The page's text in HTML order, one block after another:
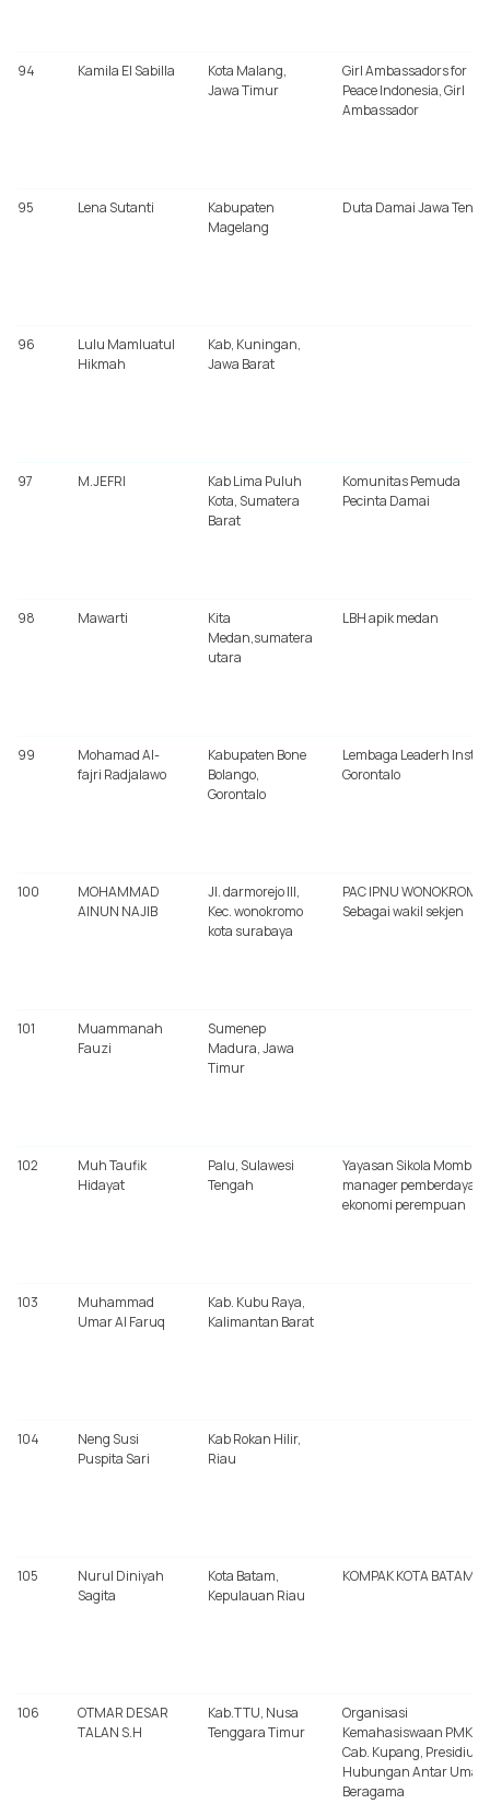
94 Kamila El Sabilla
Kota Malang,
Jawa Timur
Girl Ambassadors for
Peace Indonesia, Girl
Ambassador
95 Lena Sutanti
Kabupaten
Magelang
Duta Damai Jawa
96
Lulu Mamluatul
Hikmah
Kab, Kuningan,
Jawa Barat
97 M.JEFRI
Kab Lima Puluh
Kota, Sumatera
Barat
Komunitas Pemuda
Pecinta Damai
98 Mawarti
Kita
Medan,sumatera
utara
LBH apik medan
99
Mohamad Al-
fajri Radjalawo
Kabupaten Bone
Bolango,
Gorontalo
Lembaga Leaderh
Gorontalo
100
MOHAMMAD
AINUN NAJIB
Jl. darmorejo III,
Kec. wonokromo
kota surabaya
PAC IPNU WONOKROMO,
Sebagai wakil sekjen
101
Muammanah
Fauzi
Sumenep
Madura, Jawa
Timur
102
Muh Taufik
Hidayat
Palu, Sulawesi
Tengah
Yayasan Sikola
manager
ekonomi perempuan
103
Muhammad
Umar Al Faruq
Kab. Kubu Raya,
Kalimantan Barat
104
Neng Susi
Puspita Sari
Kab Rokan Hilir,
Riau
105
Nurul Diniyah
Sagita
Kota Batam,
Kepulauan Riau
KOMPAK KOTA BATAM
106
OTMAR DESAR
TALAN S.H
Kab.TTU, Nusa
Tenggara Timur
Organisasi
Kemahasiswaan PMKRI
Cab. Kupang, Presidium
Hubungan Antar Umat
Beragama